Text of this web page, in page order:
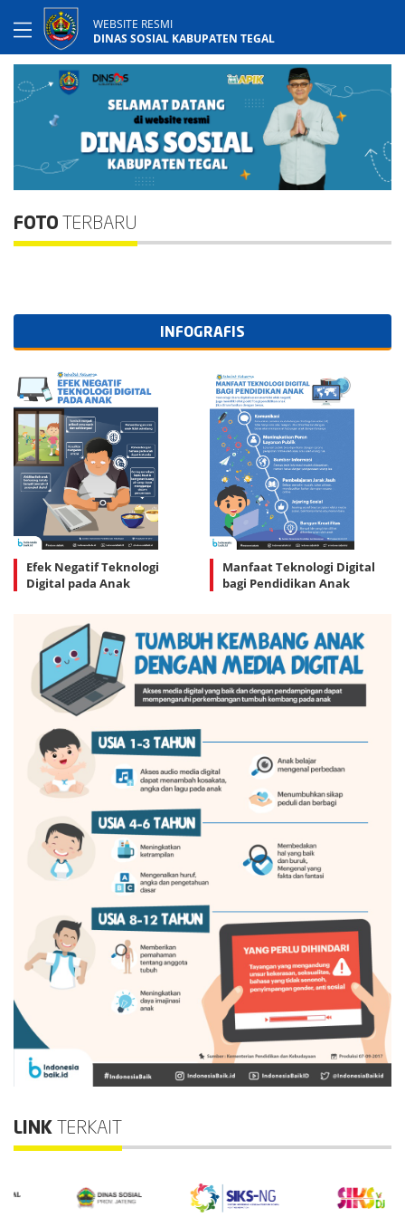
WEBSITE RESMI
DINAS SOSIAL KABUPATEN TEGAL
FOTO TERBARU
INFOGRAFIS
Efek Negatif Teknologi
Digital pada Anak
Manfaat Teknologi Digital
bagi Pendidikan Anak
LINK TERKAIT